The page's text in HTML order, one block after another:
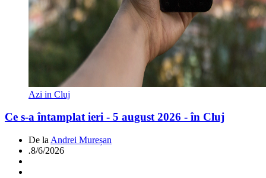
Azi in Cluj
Ce s-a întamplat ieri - 5 august 2026 - în Cluj
De la Andrei Mureșan
.8/6/2026